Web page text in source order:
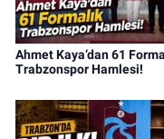
Ahmet Kaya’dan 61
Trabzonspor Hamlesi!